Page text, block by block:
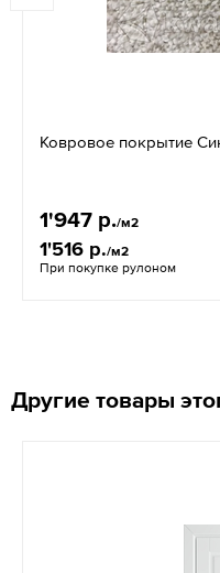
Ковровое покрытие
1'947 р./м2
1'516 р./м2
При покупке рулоном
Другие товары